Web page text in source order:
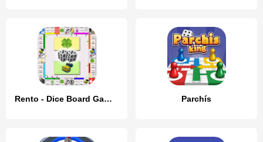
Rento - Dice Board Game Online Parchís